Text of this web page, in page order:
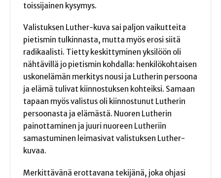
toissijainen kysymys.
Valistuksen Luther-kuva sai paljon vaikutteita
pietismin tulkinnasta, mutta myös erosi siitä
radikaalisti. Tietty keskittyminen yksilöön oli
nähtävillä jo pietismin kohdalla: henkilökohtaisen
uskonelämän merkitys nousi ja Lutherin persoona
ja elämä tulivat kiinnostuksen kohteiksi. Samaan
tapaan myös valistus oli kiinnostunut Lutherin
persoonasta ja elämästä. Nuoren Lutherin
painottaminen ja juuri nuoreen Lutheriin
samastuminen leimasivat valistuksen Luther-
kuvaa.
Merkittävänä erottavana tekijänä, joka ohjasi